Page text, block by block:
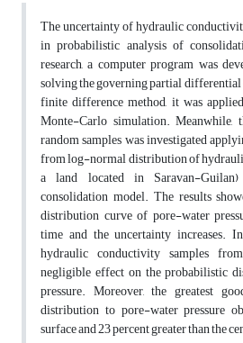
The uncertainty of hydraulic
in probabilistic analysis of
research, a computer program was
solving the governing partial
finite difference method, it was
Monte-Carlo simulation.
random samples was investigated
from log-normal distribution of
a land located in Saravan-
consolidation model. The results
distribution curve of pore-water
time and the uncertainty increases.
hydraulic conductivity samples
negligible effect on the probabilistic
pressure. Moreover, the greatest
distribution to pore-water pressure
surface and 23 percent greater than the